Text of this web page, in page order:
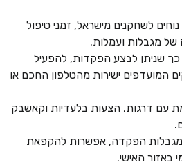
לשחקנים מישראל, זמני טיפול
של מגבלות ועמלות.
שניתן לבצע הפקדות, להפעיל
המועדפים ישירות מהטלפון החכם או
עם דרגות, הצעות בלעדיות וקאשבק
הפקדה, אפשרות להקפאת
באזור האישי.